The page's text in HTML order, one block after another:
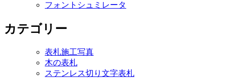
ョ
ン
フォントシュミレータ
カテゴリー
表札施工写真
木の表札
ステンレス切り文字表札